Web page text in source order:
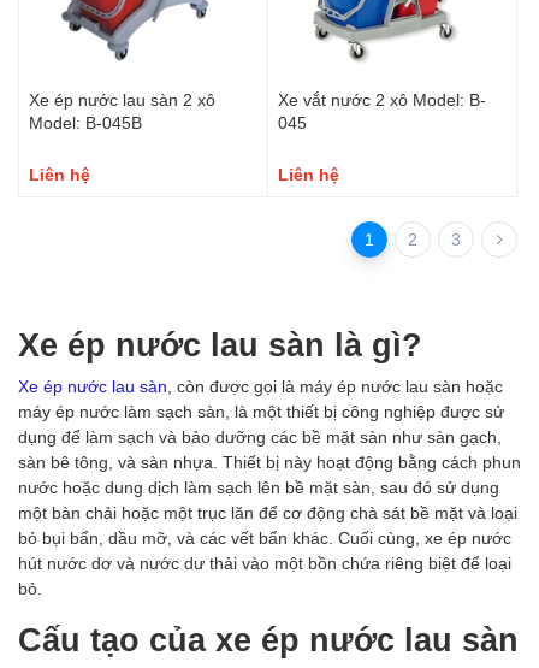
Xe ép nước lau sàn 2 xô
Model: B-045B
Liên hệ
Xe vắt nước 2 xô Model: B-
045
Liên hệ
1 2 3
Xe ép nước lau sàn là gì?
Xe ép nước lau sàn , còn được gọi là máy ép nước lau sàn hoặc
máy ép nước làm sạch sàn, là một thiết bị công nghiệp được sử
dụng để làm sạch và bảo dưỡng các bề mặt sàn như sàn gạch,
sàn bê tông, và sàn nhựa. Thiết bị này hoạt động bằng cách phun
nước hoặc dung dịch làm sạch lên bề mặt sàn, sau đó sử dụng
một bàn chải hoặc một trục lăn để cơ động chà sát bề mặt và loại
bỏ bụi bẩn, dầu mỡ, và các vết bẩn khác. Cuối cùng, xe ép nước
hút nước dơ và nước dư thải vào một bồn chứa riêng biệt để loại
bỏ.
Cấu tạo của xe ép nước lau sàn